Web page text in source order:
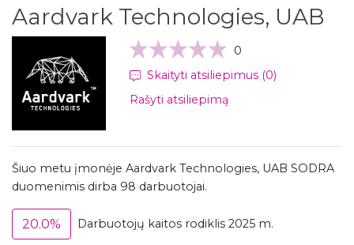
Aardvark Technologies, UAB
0
Skaityti atsiliepimus (0)
Rašyti atsiliepimą
Šiuo metu įmonėje Aardvark Technologies, UAB SODRA
duomenimis dirba 98 darbuotojai.
20.0% Darbuotojų kaitos rodiklis 2025 m.